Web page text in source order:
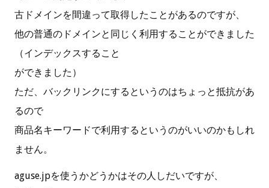
古ドメインを間違って取得したことがあるのですが、
他の普通のドメインと同じく利用することができました
（インデックスすること
ができました）
ただ、バックリンクにするというのはちょっと抵抗があ
るので
商品名キーワードで利用するというのがいいのかもしれ
ません。
aguse.jpを使うかどうかはその人しだいですが、